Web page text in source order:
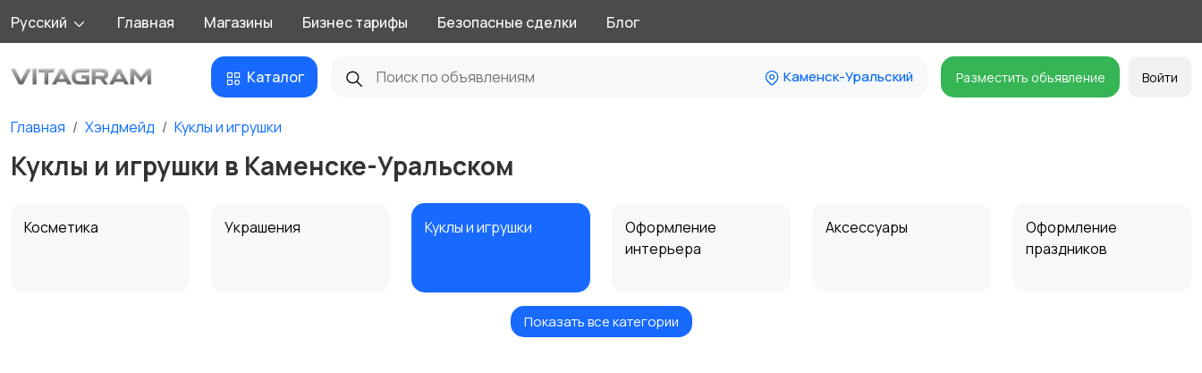
Русский Главная Магазины Бизнес тарифы Безопасные сделки Блог
Каталог Каменск-Уральский Разместить объявление Войти
Главная Хэндмейд Куклы и игрушки
Куклы и игрушки в Каменске-Уральском
Косметика Украшения Куклы и игрушки
Оформление
интерьера
Аксессуары
Оформление
праздников
Показать все категории